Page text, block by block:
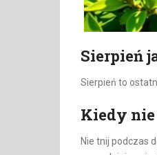
Sierpień
Sierpień to
Kiedy
Nie tnij podczas